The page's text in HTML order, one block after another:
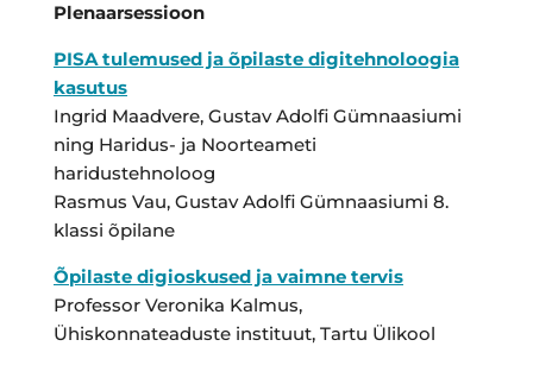
Plenaarsessioon
PISA tulemused ja õpilaste digitehnoloogia
kasutus
Ingrid Maadvere, Gustav Adolfi Gümnaasiumi
ning Haridus- ja Noorteameti
haridustehnoloog
Rasmus Vau, Gustav Adolfi Gümnaasiumi 8.
klassi õpilane
Õpilaste digioskused ja vaimne tervis
Professor Veronika Kalmus,
Ühiskonnateaduste instituut, Tartu Ülikool